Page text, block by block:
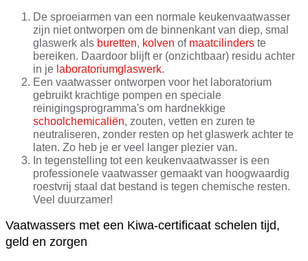
De sproeiarmen van een normale keukenvaatwasser
zijn niet ontworpen om de binnenkant van diep, smal
glaswerk als buretten, kolven of maatcilinders te
bereiken. Daardoor blijft er (onzichtbaar) residu achter
in je laboratoriumglaswerk.
Een vaatwasser ontworpen voor het laboratorium
gebruikt krachtige pompen en speciale
reinigingsprogramma's om hardnekkige
schoolchemicaliën, zouten, vetten en zuren te
neutraliseren, zonder resten op het glaswerk achter te
laten. Zo heb je er veel langer plezier van.
In tegenstelling tot een keukenvaatwasser is een
professionele vaatwasser gemaakt van hoogwaardig
roestvrij staal dat bestand is tegen chemische resten.
Veel duurzamer!
Vaatwassers met een Kiwa-certificaat schelen tijd,
geld en zorgen